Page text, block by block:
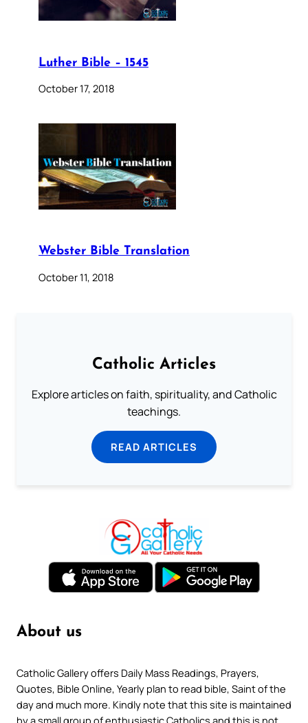
Luther Bible – 1545
October 17, 2018
Webster Bible Translation
October 11, 2018
Catholic Articles
Explore articles on faith, spirituality, and Catholic
teachings.
READ ARTICLES
About us
Catholic Gallery offers Daily Mass Readings, Prayers,
Quotes, Bible Online, Yearly plan to read bible, Saint of the
day and much more. Kindly note that this site is maintained